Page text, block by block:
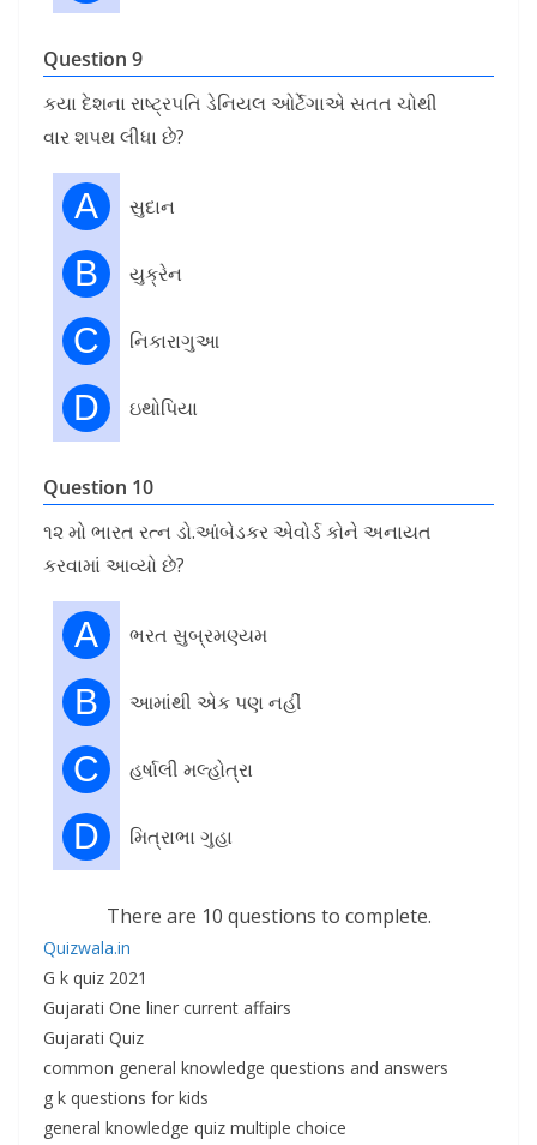
Question 9
કયા દેશના રાષ્ટ્રપતિ ડેનિયલ ઓર્ટેગાએ સતત ચોથી
વાર શપથ લીધા છે?
A સુદાન
B યુક્રેન
C નિકારાગુઆ
D ઇથોપિયા
Question 10
૧૨ મો ભારત રત્ન ડો.આંબેડકર એવોર્ડ કોને અનાયત
કરવામાં આવ્યો છે?
A ભરત સુબ્રમણ્યમ
B આમાંથી એક પણ નહીં
C હર્ષાલી મલ્હોત્રા
D મિત્રાભા ગુહા
There are 10 questions to complete.
Quizwala.in
G k quiz 2021
Gujarati One liner current affairs
Gujarati Quiz
common general knowledge questions and answers
g k questions for kids
general knowledge quiz multiple choice